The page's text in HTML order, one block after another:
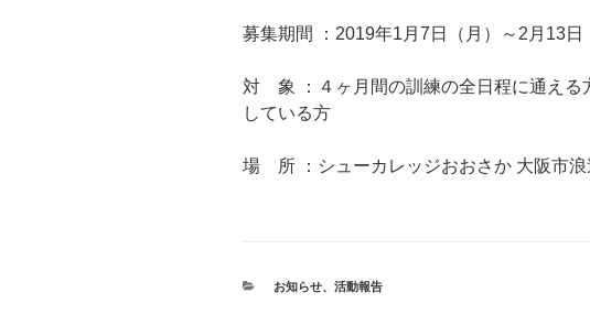
募集期間 ：2019年1月7日（月）～2月13日
対 象 ：４ヶ月間の訓練の全日程に通える
している方
場 所 ：シューカレッジおおさか 大阪市浪
カ
お知らせ、 活動報告